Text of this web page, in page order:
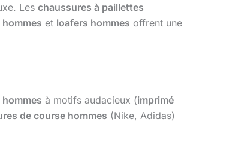
Les chaussures à paillettes
et loafers hommes offrent une
à motifs audacieux (imprimé
de course hommes (Nike, Adidas)